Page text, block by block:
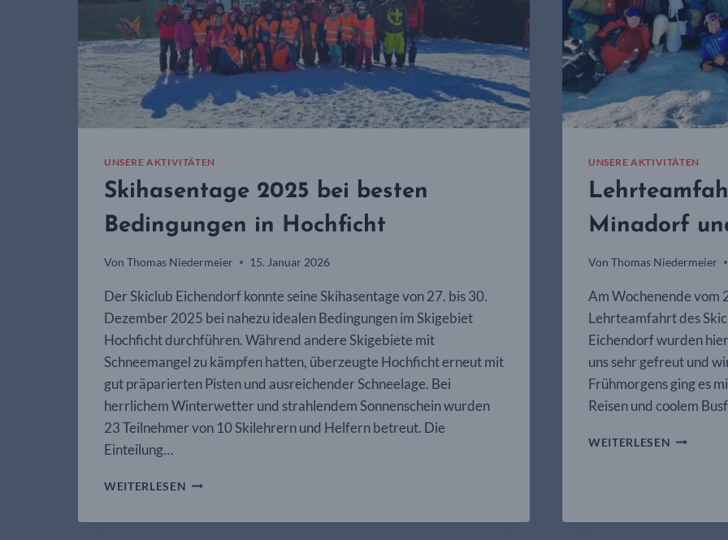
UNSERE AKTIVITÄTEN
Skihasentage 2025 bei besten
Bedingungen in Hochficht
Von Thomas Niedermeier 15. Januar 2026
Der Skiclub Eichendorf konnte seine Skihasentage von 27. bis 30.
Dezember 2025 bei nahezu idealen Bedingungen im Skigebiet
Hochficht durchführen. Während andere Skigebiete mit
Schneemangel zu kämpfen hatten, überzeugte Hochficht erneut mit
gut präparierten Pisten und ausreichender Schneelage. Bei
herrlichem Winterwetter und strahlendem Sonnenschein wurden
23 Teilnehmer von 10 Skilehrern und Helfern betreut. Die
Einteilung…
WEITERLESEN SKIHASENTAGE
UNSERE AKTIVITÄTEN
Minadorf
Von Thomas Niedermeier
Am Wochenende vom
Lehrteamfahrt des
Eichendorf wurden
uns sehr gefreut und
Frühmorgens ging es
Reisen und coolem
WEITERLESEN
UND